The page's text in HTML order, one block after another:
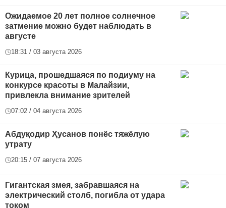
Ожидаемое 20 лет полное солнечное
затмение можно будет наблюдать в
августе
18:31 / 03 августа 2026
Курица, прошедшаяся по подиуму на
конкурсе красоты в Малайзии,
привлекла внимание зрителей
07:02 / 04 августа 2026
Абдуқодир Ҳусанов понёс тяжёлую
утрату
20:15 / 07 августа 2026
Гигантская змея, забравшаяся на
электрический столб, погибла от удара
током